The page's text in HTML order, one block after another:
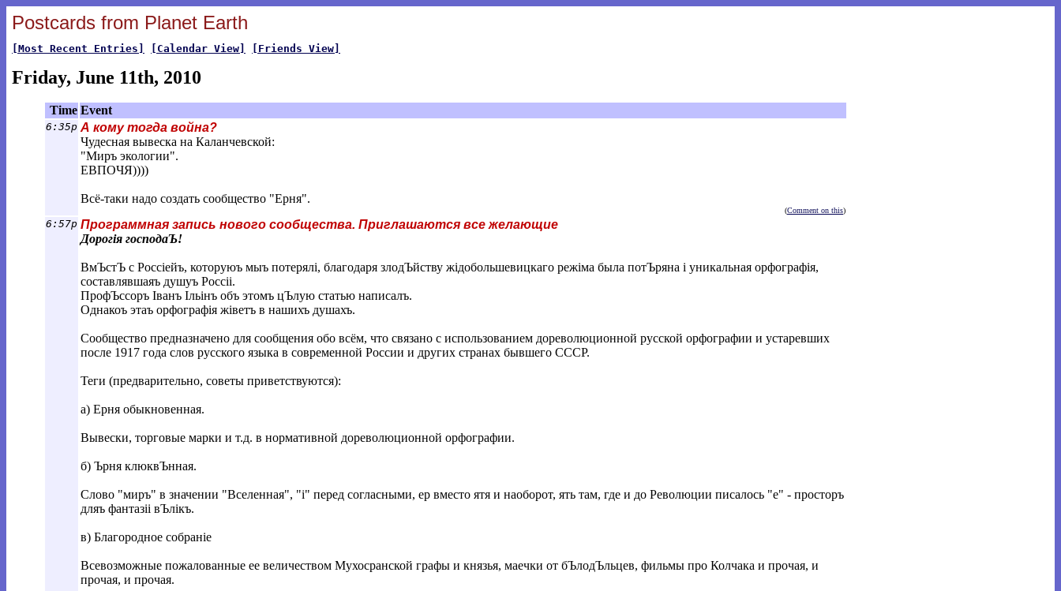
Postcards from Planet Earth
[Most Recent Entries] [Calendar View] [Friends View]
Friday, June 11th, 2010
Time Event
6:35p А кому тогда война?
Чудесная вывеска на Каланчевской:
"Миръ экологии".
ЕВПОЧЯ))))
Всё-таки надо создать сообщество "Ерня".
(Comment on this)
6:57p Программная запись нового сообщества. Приглашаются все желающие
Дорогiя господаЪ!
ВмЪстЪ с Россiейъ, которуюъ мыъ потерялi, благодаря злодЪйству жiдобольшевицкаго режiма была потЪряна i уникальная орфографiя,
составлявшаяъ душуъ Россii.
ПрофЪссоръ Iванъ Iльiнъ объ этомъ цЪлую статью написалъ.
Однакоъ этаъ орфографiя жiветъ в нашихъ душахъ.
Сообщество предназначено для сообщения обо всём, что связано с использованием дореволюционной русской орфографии и устаревших
после 1917 года слов русского языка в современной России и других странах бывшего СССР.
Теги (предварительно, советы приветствуются):
а) Ерня обыкновенная.
Вывески, торговые марки и т.д. в нормативной дореволюционной орфографии.
б) Ърня клюквЪнная.
Слово "миръ" в значении "Вселенная", "i" перед согласными, ер вместо ятя и наоборот, ять там, где и до Революции писалось "е" - просторъ
дляъ фантазii вЪлiкъ.
в) Благородное собранiе
Всевозможные пожалованные ее величеством Мухосранской графы и князья, маечки от бЪлодЪльцев, фильмы про Колчака и прочая, и
прочая, и прочая.